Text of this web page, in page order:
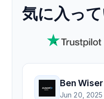
気に入っ
Ben Wiser
Jun 20, 2025